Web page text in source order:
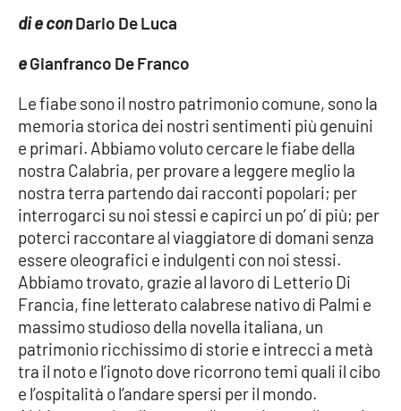
LaC Network
EDIZIONI
LOCALI
Catanzaro
Crotone
Vibo Valentia
Reggio Calabria
Cosenza
di e conDario De Luca
eGianfranco De Franco
Le fiabe sono il nostro patrimonio comune, sono la
memoria storica dei nostri sentimenti più genuini
e primari. Abbiamo voluto cercare le fiabe della
nostra Calabria, per provare a leggere meglio la
nostra terra partendo dai racconti popolari; per
interrogarci su noi stessi e capirci un po’ di più; per
poterci raccontare al viaggiatore di domani senza
essere oleografici e indulgenti con noi stessi.
Abbiamo trovato, grazie al lavoro di Letterio Di
Francia, fine letterato calabrese nativo di Palmi e
massimo studioso della novella italiana, un
patrimonio ricchissimo di storie e intrecci a metà
tra il noto e l’ignoto dove ricorrono temi quali il cibo
e l’ospitalità o l’andare spersi per il mondo.